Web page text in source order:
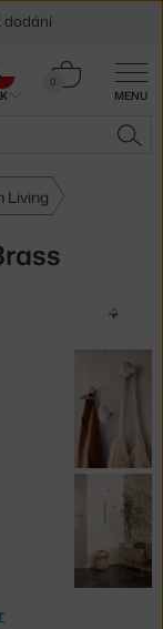
MENU
0
Košík
Living
dodání